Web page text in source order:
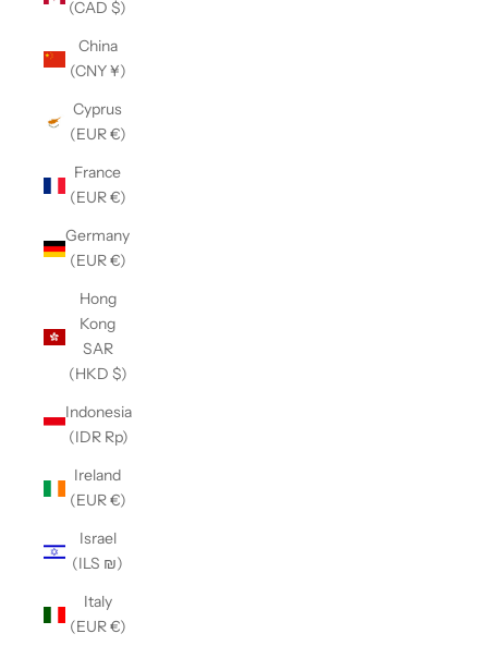
(CAD $)
China
(CNY ¥)
Cyprus
(EUR €)
France
(EUR €)
Germany
(EUR €)
Hong
Kong
SAR
(HKD $)
Indonesia
(IDR Rp)
Ireland
(EUR €)
Israel
(ILS ₪)
Italy
(EUR €)